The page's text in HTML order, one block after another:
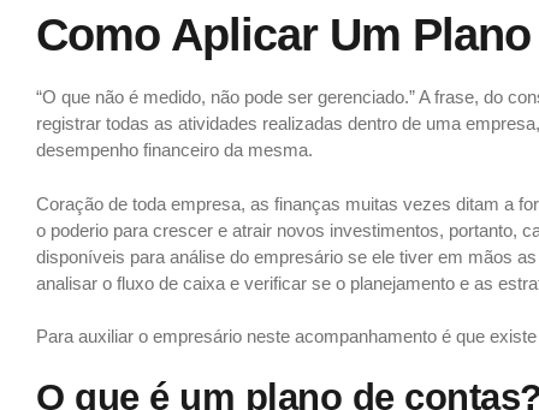
Como Aplicar Um
“O que não é medido, não pode ser gerenciado.” A frase, do
registrar todas as atividades realizadas dentro de uma
desempenho financeiro da mesma.
Coração de toda empresa, as finanças muitas vezes ditam a
o poderio para crescer e atrair novos investimentos, portanto,
disponíveis para análise do empresário se ele tiver em mãos
analisar o fluxo de caixa e verificar se o planejamento e as
Para auxiliar o empresário neste acompanhamento é que
O que é um plano de